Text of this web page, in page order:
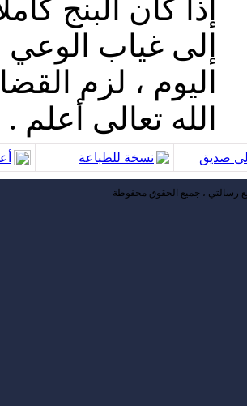
إذا كان البنج
إلى غياب
اليوم ، لزم
الله تعالى أعلم .
نسخة للطباعة صديق
رسالتي ، جميع الحقوق محفوظة